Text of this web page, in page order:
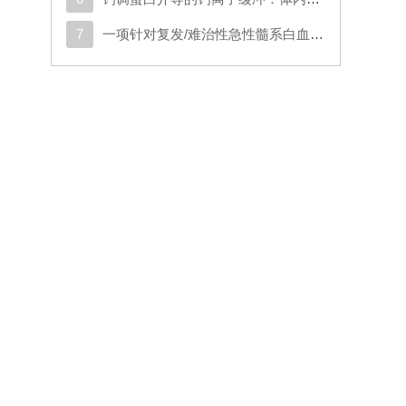
7 一项针对复发/难治性急性髓系白血病或原始浆细胞样树突状细胞肿瘤成人患者的CD123导向的嵌合抗原受体T细胞疗法1期试验